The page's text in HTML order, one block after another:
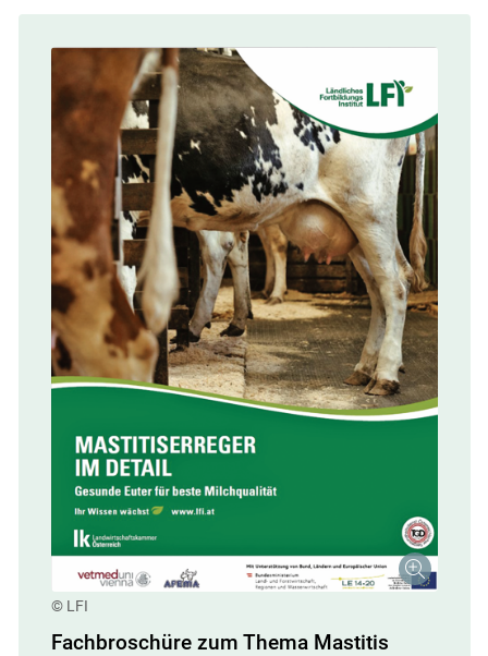
© LFI
Fachbroschüre zum Thema Mastitis